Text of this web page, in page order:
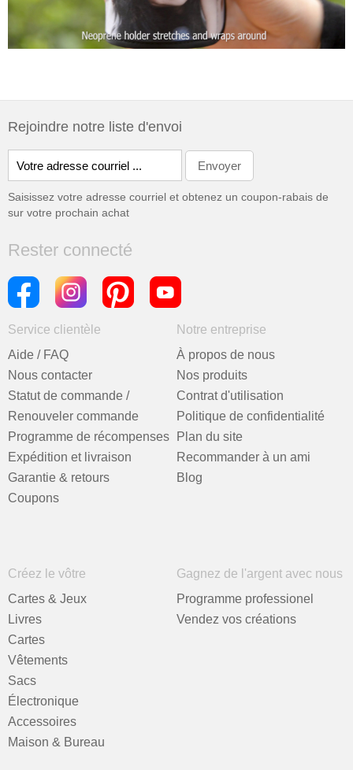
Rejoindre notre liste d'envoi
Saisissez votre adresse courriel et obtenez un coupon-rabais de
sur votre prochain achat
Rester connecté
Service clientèle
Aide / FAQ
Nous contacter
Statut de commande /
Renouveler commande
Programme de récompenses
Expédition et livraison
Garantie & retours
Coupons
Notre entreprise
À propos de nous
Nos produits
Contrat d'utilisation
Politique de confidentialité
Plan du site
Recommander à un ami
Blog
Créez le vôtre
Cartes & Jeux
Livres
Cartes
Vêtements
Sacs
Électronique
Accessoires
Maison & Bureau
Gagnez de l'argent avec nous
Programme professionel
Vendez vos créations